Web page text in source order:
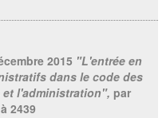
2015 "L'entrée en
dans le code des
l'administration", par
2439